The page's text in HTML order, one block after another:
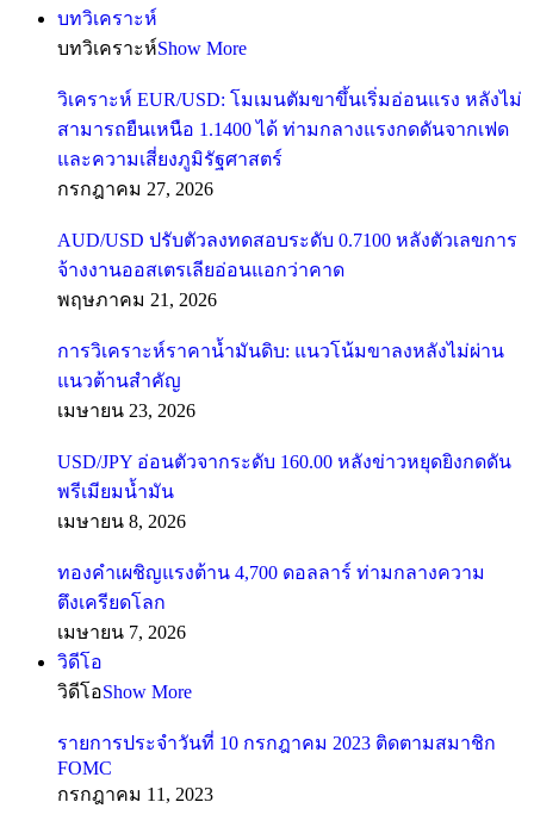
บทวิเคราะห์
บทวิเคราะห์Show More
วิเคราะห์ EUR/USD: โมเมนตัมขาขึ้นเริ่มอ่อนแรง หลังไม่
สามารถยืนเหนือ 1.1400 ได้ ท่ามกลางแรงกดดันจากเฟด
และความเสี่ยงภูมิรัฐศาสตร์
กรกฎาคม 27, 2026
AUD/USD ปรับตัวลงทดสอบระดับ 0.7100 หลังตัวเลขการ
จ้างงานออสเตรเลียอ่อนแอกว่าคาด
พฤษภาคม 21, 2026
การวิเคราะห์ราคาน้ำมันดิบ: แนวโน้มขาลงหลังไม่ผ่าน
แนวต้านสำคัญ
เมษายน 23, 2026
USD/JPY อ่อนตัวจากระดับ 160.00 หลังข่าวหยุดยิงกดดัน
พรีเมียมน้ำมัน
เมษายน 8, 2026
ทองคำเผชิญแรงต้าน 4,700 ดอลลาร์ ท่ามกลางความ
ตึงเครียดโลก
เมษายน 7, 2026
วิดีโอ
วิดีโอShow More
รายการประจำวันที่ 10 กรกฎาคม 2023 ติดตามสมาชิก
FOMC
กรกฎาคม 11, 2023